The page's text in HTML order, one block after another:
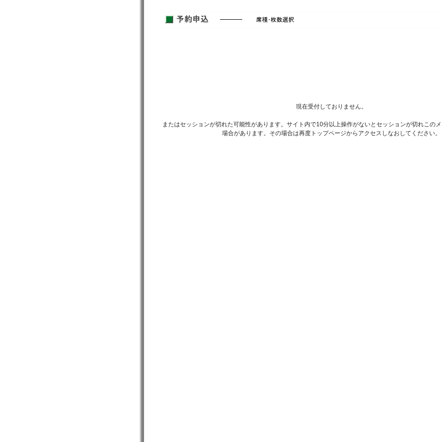
現在受付しておりません。
またはセッションが切れた可能性があります。サイト内で10分以上操作がないとセッションが切れこの
場合があります。その場合は再度トップページからアクセスしなおしてください。